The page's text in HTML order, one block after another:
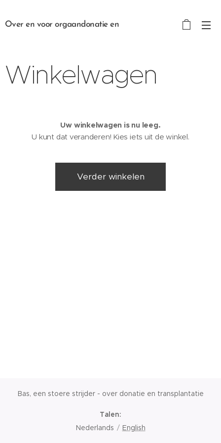
Over en voor orgaandonatie en
Winkelwagen
Uw winkelwagen is nu leeg.
U kunt dat veranderen! Kies iets uit de winkel.
Verder winkelen
Bas, een stoere strijder - over donatie en transplantatie
Talen
Nederlands
English